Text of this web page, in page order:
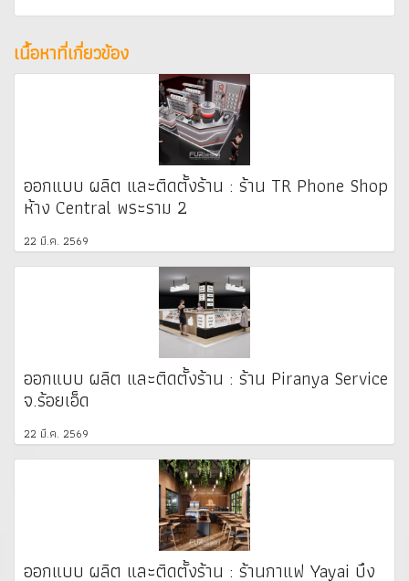
เนื้อหาที่เกี่ยวข้อง
ออกแบบ ผลิต และติดตั้งร้าน : ร้าน TR Phone Shop
ห้าง Central พระราม 2
22 มี.ค. 2569
ออกแบบ ผลิต และติดตั้งร้าน : ร้าน Piranya Service
จ.ร้อยเอ็ด
22 มี.ค. 2569
ออกแบบ ผลิต และติดตั้งร้าน : ร้านกาแฟ Yayai บึง